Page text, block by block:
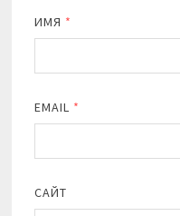
ИМЯ *
EMAIL *
САЙТ